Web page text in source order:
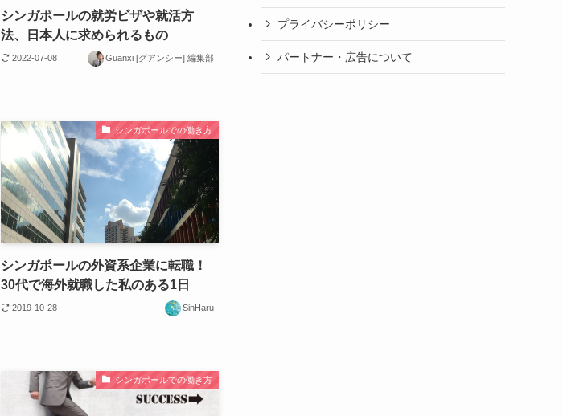
シンガポールの就労ビザや就活方
法、日本人に求められるもの
2022-07-08 Guanxi [グアンシー] 編集部
シンガポールでの働き方
シンガポールの外資系企業に転職！
30代で海外就職した私のある1日
2019-10-28 SinHaru
シンガポールでの働き方
プライバシーポリシー
パートナー・広告について